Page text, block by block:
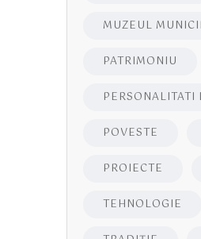
MUZEUL
PATRIMONIU
PERSONALITATI
POVESTE
PROIECTE
TEHNOLOGIE